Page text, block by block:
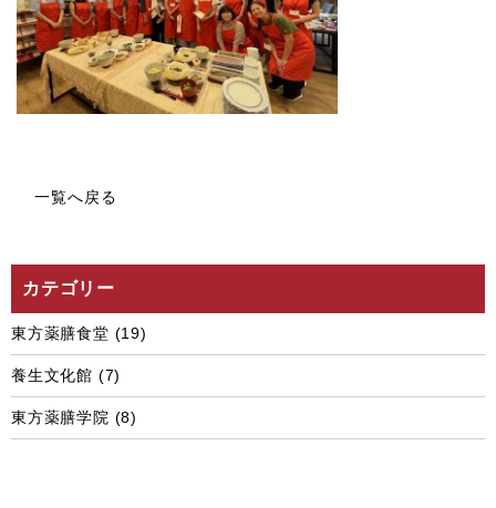
一覧へ戻る
カテゴリー
東方薬膳食堂 (19)
養生文化館 (7)
東方薬膳学院 (8)